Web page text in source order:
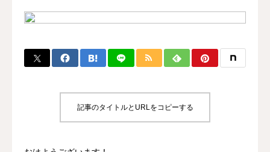
記事のタイトルとURLをコピーする
MENU